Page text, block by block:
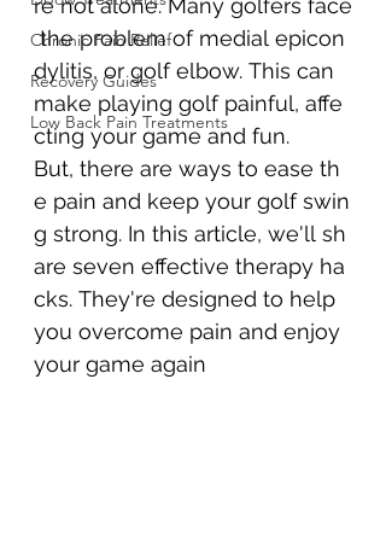
Chronic Pain Relief
Recovery Guides
Low Back Pain Treatments
the problem of medial epicon
dylitis, or golf elbow. This can
make playing golf painful, affe
cting your game and fun.
But, there are ways to ease th
e pain and keep your golf swin
g strong. In this article, we'll sh
are seven effective therapy ha
cks. They're designed to help
you overcome pain and enjoy
your game again